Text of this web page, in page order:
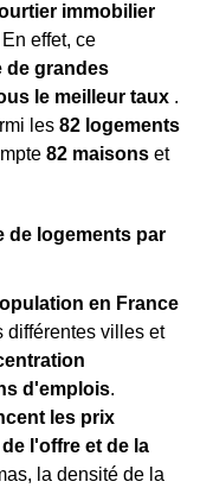
immobilier
effet, ce
de grandes
le meilleur taux .
les 82 logements
82 maisons et
de logements par
en France
différentes villes et
d'emplois.
les prix
de l'offre et de la
la densité de la